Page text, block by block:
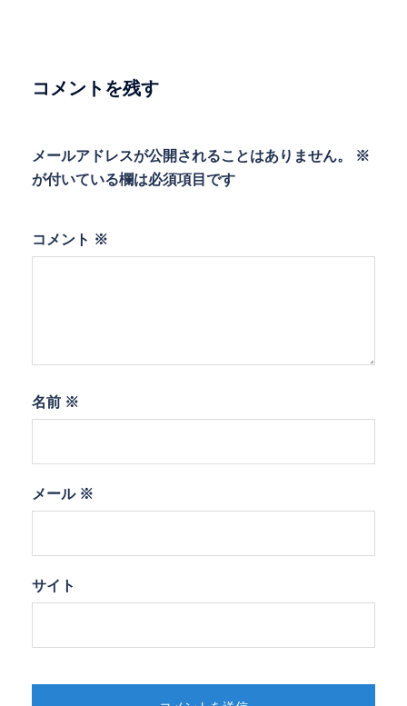
ョコメントを残す
メールアドレスが公開されることはありません。
※
が付いている欄は必須項目です
コメント ※
名前 ※
メール ※
サイト